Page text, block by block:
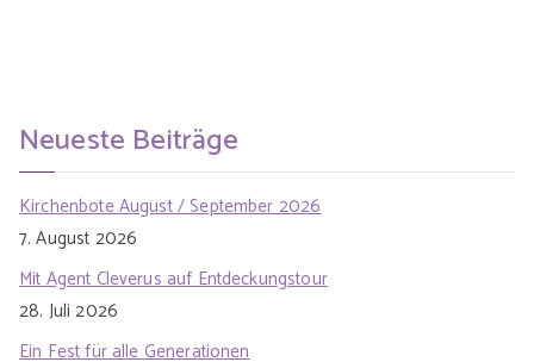
Neueste Beiträge
Kirchenbote August / September 2026
7. August 2026
Mit Agent Cleverus auf Entdeckungstour
28. Juli 2026
Ein Fest für alle Generationen